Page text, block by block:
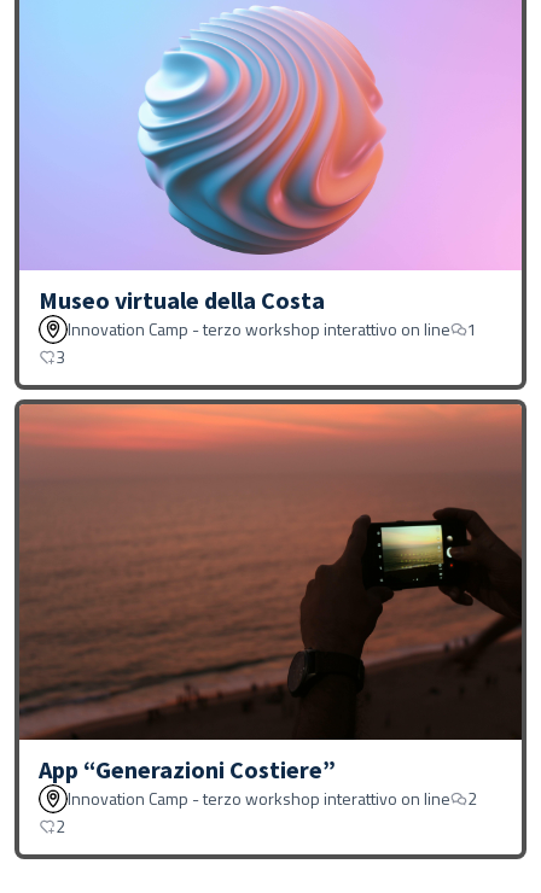
Museo virtuale della Costa
Innovation Camp - terzo workshop interattivo on line
1
3
App “Generazioni Costiere”
Innovation Camp - terzo workshop interattivo on line
2
2